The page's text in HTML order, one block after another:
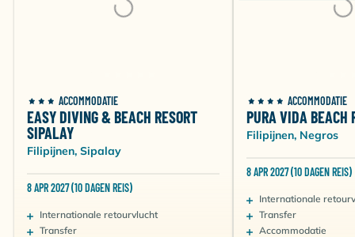
ACCOMMODATIE
EASY DIVING & BEACH RESORT
SIPALAY
Filipijnen, Sipalay
8 APR 2027 (10 DAGEN REIS)
Internationale retourvlucht
Transfer
ACCOMMODATIE
PURA VIDA BEACH
Filipijnen, Negros
8 APR 2027 (10 DAGEN REIS)
Internationale
Transfer
Accommodatie